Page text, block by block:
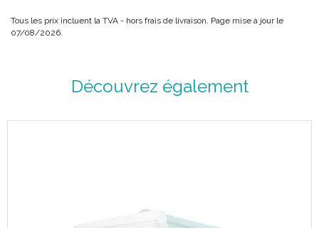
Tous les prix incluent la TVA - hors frais de livraison. Page mise à jour le
07/08/2026.
Découvrez également